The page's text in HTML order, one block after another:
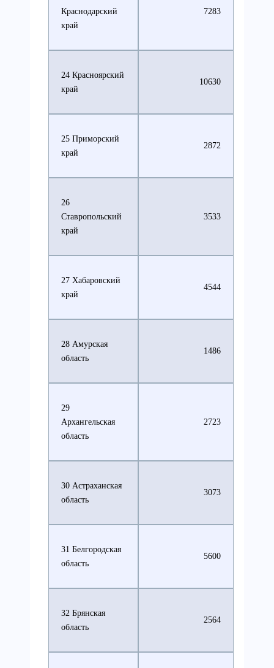
Краснодарский
край
7283
24 Красноярский
край
10630
25 Приморский
край
2872
26
Ставропольский
край
3533
27 Хабаровский
край
4544
28 Амурская
область
1486
29
Архангельская
область
2723
30 Астраханская
область
3073
31 Белгородская
область
5600
32 Брянская
область
2564